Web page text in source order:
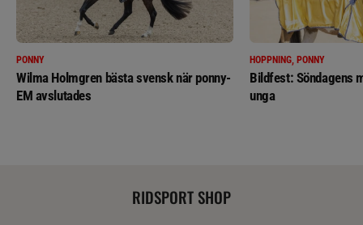
PONNY
Wilma Holmgren bästa svensk när ponny-
EM avslutades
HOPPNING, PONNY
Bildfest: Söndagens
unga
RIDSPORT SHOP